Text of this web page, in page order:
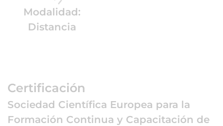
Modalidad:
Distancia
Certificación
Sociedad Científica Europea para la
Formación Continua y Capacitación de